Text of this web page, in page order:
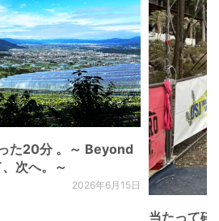
た20分 。～ Beyond
次へ。～
2026年6月15日
当たって砕